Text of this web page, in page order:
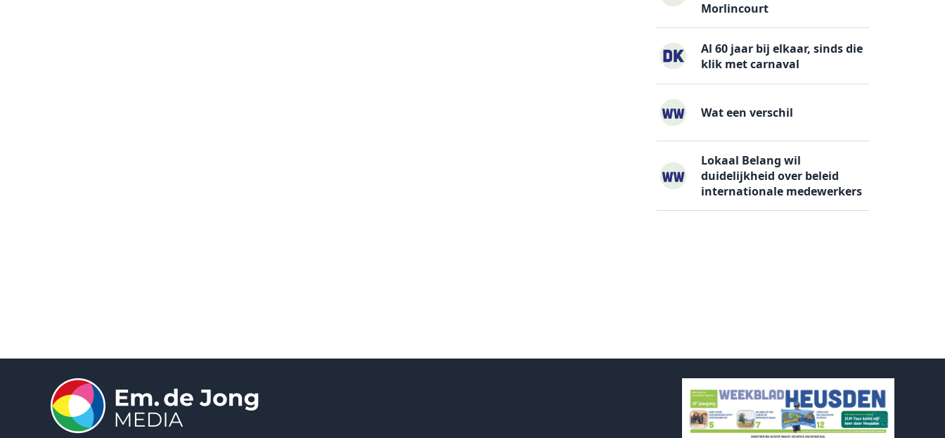
Morlincourt
Al 60 jaar bij elkaar, sinds die
klik met carnaval
Wat een verschil
Lokaal Belang wil
duidelijkheid over beleid
internationale medewerkers